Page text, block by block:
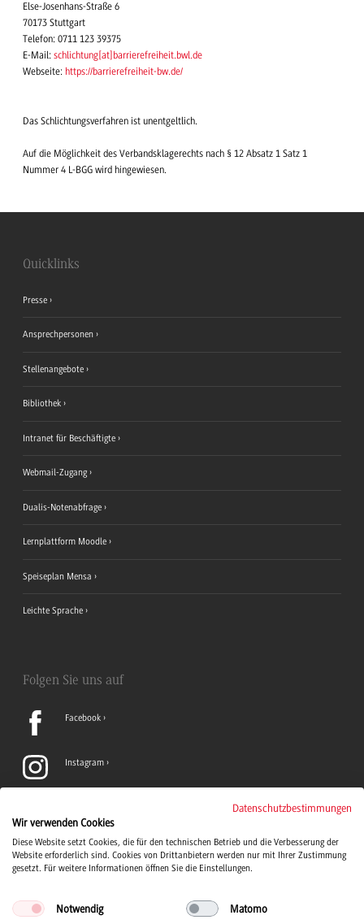
Else-Josenhans-Straße 6
70173 Stuttgart
Telefon: 0711 123 39375
E-Mail: schlichtung[at]barrierefreiheit.bwl.de
Webseite: https://barrierefreiheit-bw.de/
Das Schlichtungsverfahren ist unentgeltlich.
Auf die Möglichkeit des Verbandsklagerechts nach § 12 Absatz 1 Satz 1
Nummer 4 L-BGG wird hingewiesen.
Quicklinks
Presse
Ansprechpersonen
Stellenangebote
Bibliothek
Intranet für Beschäftigte
Webmail-Zugang
Dualis-Notenabfrage
Lernplattform Moodle
Speiseplan Mensa
Leichte Sprache
Folgen Sie uns auf
Facebook
Instagram
TikTok
Datenschutzbestimmungen
Wir verwenden Cookies
Diese Website setzt Cookies, die für den technischen Betrieb und die Verbesserung der
Website erforderlich sind. Cookies von Drittanbietern werden nur mit Ihrer Zustimmung
gesetzt. Für weitere Informationen öffnen Sie die Einstellungen.
Notwendig Matomo